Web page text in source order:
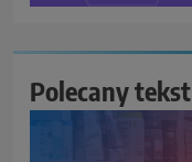
Polecany tekst